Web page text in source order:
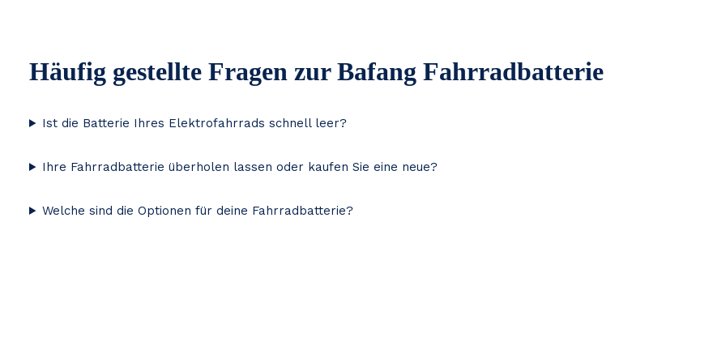
Häufig gestellte Fragen zur Bafang Fahrradbatterie
Ist die Batterie Ihres Elektrofahrrads schnell leer?
Ihre Fahrradbatterie überholen lassen oder kaufen Sie eine neue?
Welche sind die Optionen für deine Fahrradbatterie?